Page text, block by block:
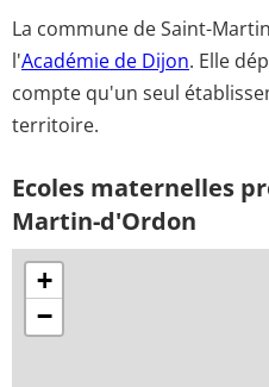
La commune de Saint-
l'Académie de Dijon. Elle
compte qu'un seul
territoire.
Ecoles maternelles
Martin-d'Ordon
+
−